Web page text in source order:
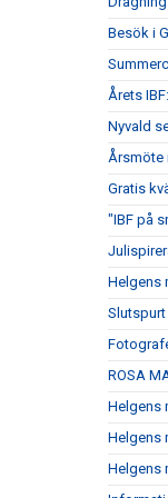
Besök i
Årets
Nyvald
Årsmöte
Gratis
"IBF på
Helgens
ROSA
Helgens
Helgens
Helgens